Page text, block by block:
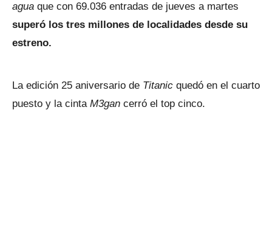
agua que con 69.036 entradas de jueves a martes
superó los tres millones de localidades desde su
estreno.
La edición 25 aniversario de Titanic quedó en el cuarto
puesto y la cinta M3gan cerró el top cinco.